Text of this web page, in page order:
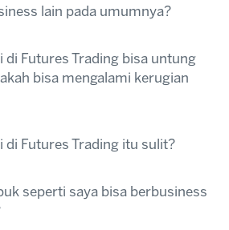
dahulu sehingga saat harga naik
transaksi 24 jam nonstop
system leverage dalam
posisi dan liquidasi posisi cepat
menunggu antrian (Waiting List
lain pada umumnya?
besar. Sementara di
mau untung besar harus
yang besar juga.
lain jarang ada yang 24
waktu memperoleh
cepat hal ini karena pergerakan
di Futures Trading bisa untung
bisa mengalami kerugian
di Futures Trading itu sulit?
seperti saya bisa berbusiness